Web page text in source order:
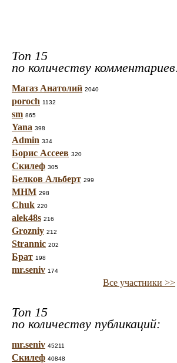
Топ 15
по количеству
Магаз Анатолий 2040
poroch 1132
sm 865
Yana 398
Admin 334
Борис Ассеев 320
Скилеф 305
Белков Альберт 299
МНМ 298
Chuk 220
alek48s 216
Grozniy 212
Strannic 202
Брат 198
mr.seniv 174
Все участники >>
Топ 15
по количеству публикаций:
mr.seniv 45211
Скилеф 40848